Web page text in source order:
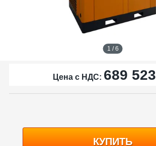
1 / 6
Цена с НДС: 689 523
КУПИТЬ